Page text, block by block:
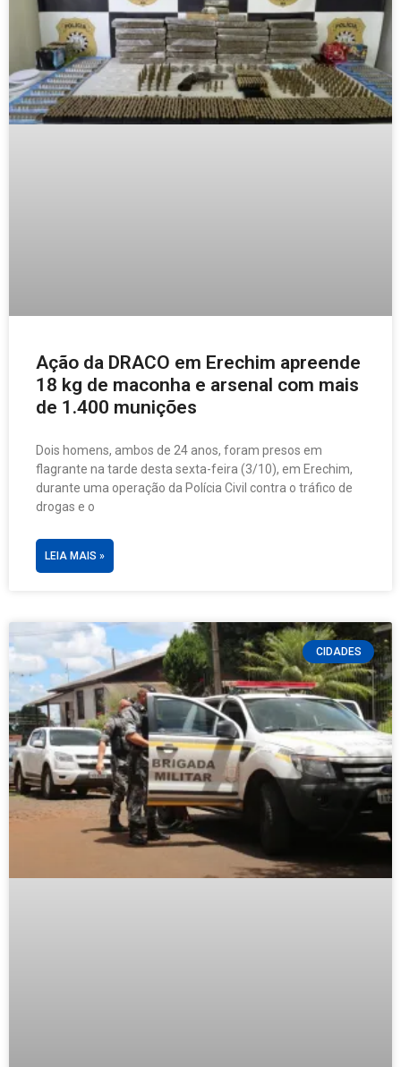
Ação da DRACO em Erechim apreende
18 kg de maconha e arsenal com mais
de 1.400 munições
Dois homens, ambos de 24 anos, foram presos em
flagrante na tarde desta sexta-feira (3/10), em Erechim,
durante uma operação da Polícia Civil contra o tráfico de
drogas e o
LEIA MAIS »
CIDADES